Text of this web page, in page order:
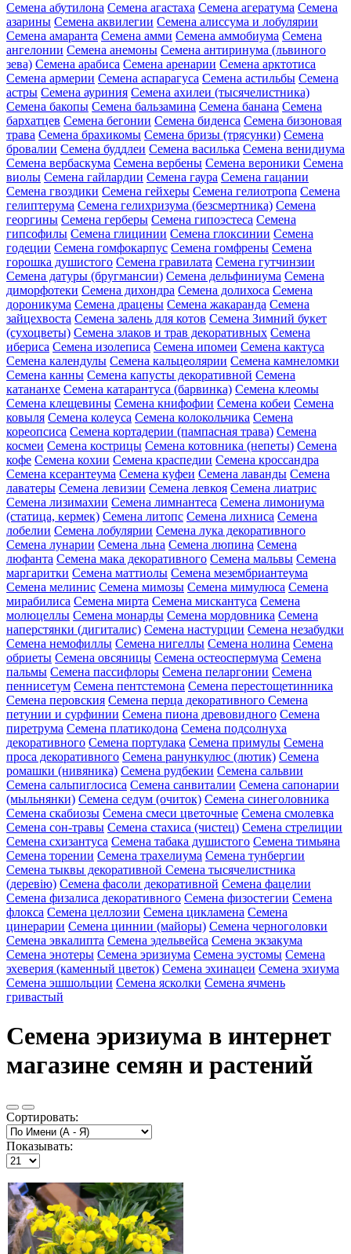
Семена абутилона Семена агастаха Семена агератума Семена
азарины Семена аквилегии Семена алиссума и лобулярии
Семена амаранта Семена амми Семена аммобиума Семена
ангелонии Семена анемоны Семена антиринума (львиного
зева) Семена арабиса Семена аренарии Семена арктотиса
Семена армерии Семена аспарагуса Семена астильбы Семена
астры Семена ауриния Семена ахилеи (тысячелистника)
Семена бакопы Семена бальзамина Семена банана Семена
бархатцев Семена бегонии Семена биденса Семена бизоновая
трава Семена брахикомы Семена бризы (трясунки) Семена
бровалии Семена буддлеи Семена василька Семена венидиума
Семена вербаскума Семена вербены Семена вероники Семена
виолы Семена гайлардии Семена гаура Семена гацании
Семена гвоздики Семена гейхеры Семена гелиотропа Семена
гелиптерума Семена гелихризума (безсмертника) Семена
георгины Семена герберы Семена гипоэстеса Семена
гипсофилы Семена глицинии Семена глоксинии Семена
годеции Семена гомфокарпус Семена гомфрены Семена
горошка душистого Семена гравилата Семена гутчинзии
Семена датуры (бругмансии) Семена дельфиниума Семена
диморфотеки Семена дихондра Семена долихоса Семена
дороникума Семена драцены Семена жакаранда Семена
зайцехвоста Семена залень для котов Семена Зимний букет
(сухоцветы) Семена злаков и трав декоративных Семена
ибериса Семена изолеписа Семена ипомеи Семена кактуса
Семена календулы Семена кальцеолярии Семена камнеломки
Семена канны Семена капусты декоративной Семена
катананхе Семена катарантуса (барвинка) Семена клеомы
Семена клещевины Семена книфофии Семена кобеи Семена
ковыля Семена колеуса Семена колокольчика Семена
кореопсиса Семена кортадерии (пампасная трава) Семена
космеи Семена кострицы Семена котовника (непеты) Семена
кофе Семена кохии Семена краспедии Семена кроссандра
Семена ксерантеума Семена куфеи Семена лаванды Семена
лаватеры Семена левизии Семена левкоя Семена лиатрис
Семена лизимахии Семена лимнантеса Семена лимониума
(статица, кермек) Семена литопс Семена лихниса Семена
лобелии Семена лобулярии Семена лука декоративного
Семена лунарии Семена льна Семена люпина Семена
люфанта Семена мака декоративного Семена мальвы Семена
маргаритки Семена маттиолы Семена мезембриантеума
Семена мелинис Семена мимозы Семена мимулюса Семена
мирабилиса Семена мирта Семена мискантуса Семена
молюцеллы Семена монарды Семена мордовника Семена
наперстянки (дигиталис) Семена настурции Семена незабудки
Семена немофиллы Семена нигеллы Семена нолина Семена
обриеты Семена овсяницы Семена остеоспермума Семена
пальмы Семена пассифлоры Семена пеларгонии Семена
пеннисетум Семена пентстемона Семена перестощетинника
Семена перовския Семена перца декоративного Семена
петунии и сурфинии Семена пиона древовидного Семена
пиретрума Семена платикодона Семена подсолнуха
декоративного Семена портулака Семена примулы Семена
проса декоративного Семена ранункулюс (лютик) Семена
ромашки (нивяника) Семена рудбекии Семена сальвии
Семена сальпиглосиса Семена санвиталии Семена сапонарии
(мыльнянки) Семена седум (очиток) Семена синеголовника
Семена скабиозы Семена смеси цветочные Семена смолевка
Семена сон-травы Семена стахиса (чистец) Семена стрелиции
Семена схизантуса Семена табака душистого Семена тимьяна
Семена торении Семена трахелиума Семена тунбергии
Семена тыквы декоративной Семена тысячелистника
(деревію) Семена фасоли декоративной Семена фацелии
Семена физалиса декоративного Семена физостегии Семена
флокса Семена целлозии Семена цикламена Семена
цинерарии Семена циннии (майоры) Семена черноголовки
Семена эвкалипта Семена эдельвейса Семена экзакума
Семена энотеры Семена эризиума Семена эустомы Семена
эхеверия (каменный цветок) Семена эхинацеи Семена эхиума
Семена эшшольции Семена ясколки Семена ячмень
гривастый
Семена эризиума в интернет
магазине семян и растений
Сортировать:
Показывать: